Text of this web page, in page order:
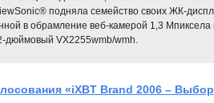
подняла семейство своих ЖК-
в обрамление веб-камерой 1,3
дюймовый VX2255wmb/wmh.
«iXBT Brand 2006 – Выбор